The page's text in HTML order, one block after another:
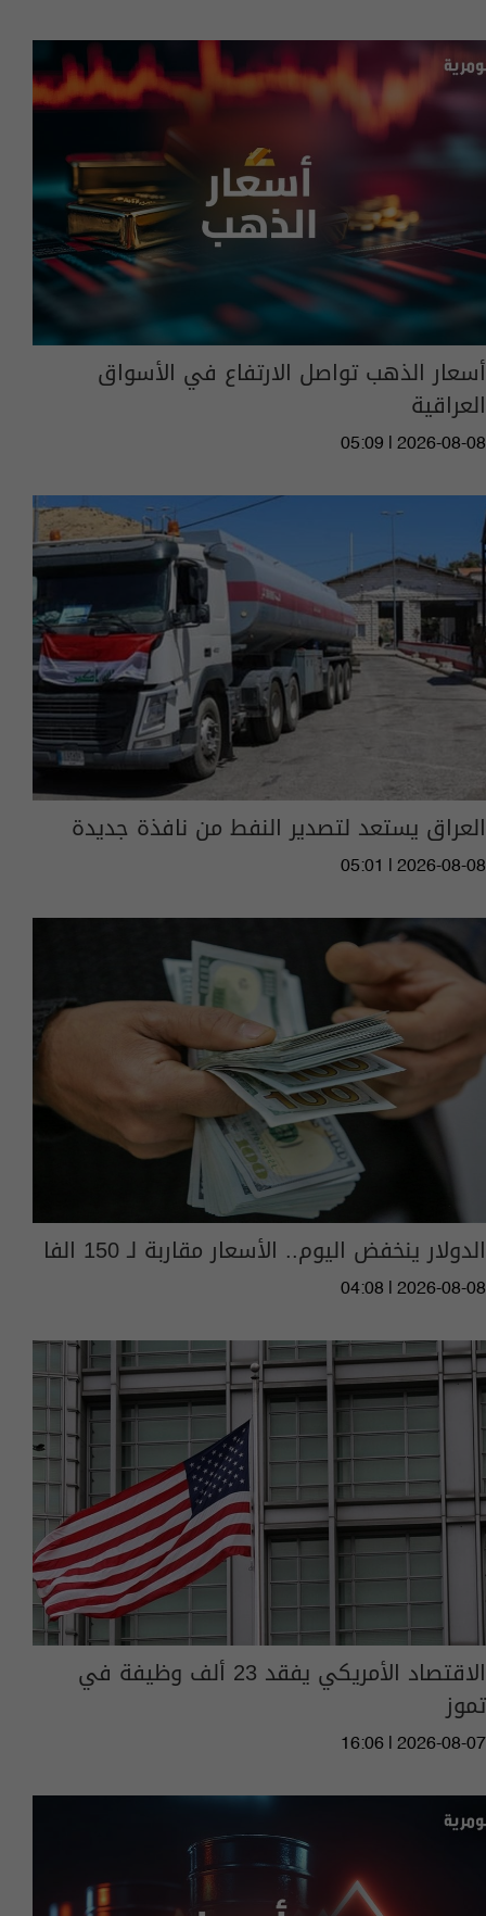
أسعار الذهب تواصل الارتفاع في الأسواق
العراقية
05:09 | 2026-08-08
العراق يستعد لتصدير النفط من نافذة جديدة
05:01 | 2026-08-08
الدولار ينخفض اليوم.. الأسعار مقاربة لـ 150 الفا
04:08 | 2026-08-08
الاقتصاد الأمريكي يفقد 23 ألف وظيفة في
تموز
16:06 | 2026-08-07